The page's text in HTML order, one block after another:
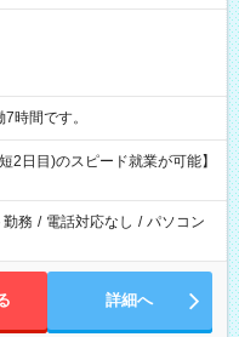
実働7時間です。
2日目)のスピード就業が可能】
勤務 / 電話対応なし / パソコン
詳細へ